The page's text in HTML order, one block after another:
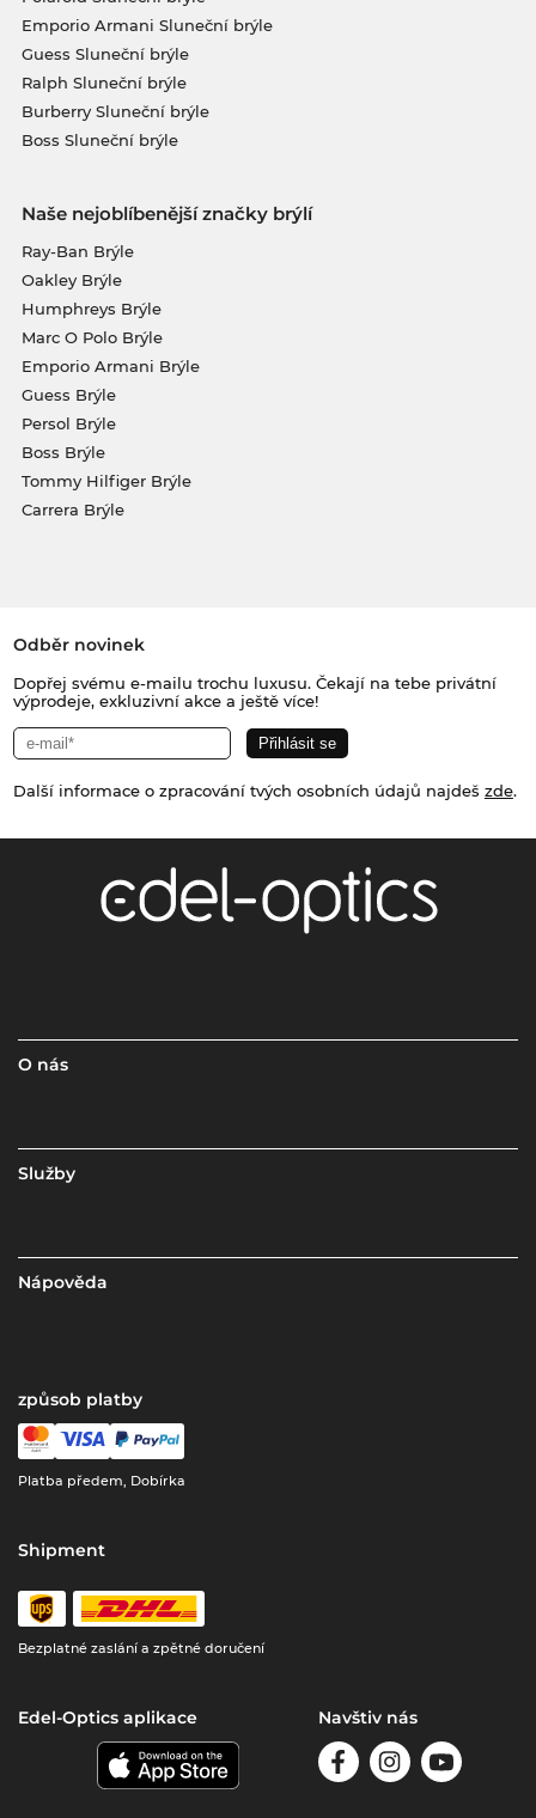
Emporio Armani Sluneční brýle
Guess Sluneční brýle
Ralph Sluneční brýle
Burberry Sluneční brýle
Boss Sluneční brýle
Naše nejoblíbenější značky brýlí
Ray-Ban Brýle
Oakley Brýle
Humphreys Brýle
Marc O Polo Brýle
Emporio Armani Brýle
Guess Brýle
Persol Brýle
Boss Brýle
Tommy Hilfiger Brýle
Carrera Brýle
Odběr novinek
Dopřej svému e-mailu trochu luxusu. Čekají na tebe privátní
výprodeje, exkluzivní akce a ještě více!
Další informace o zpracování tvých osobních údajů najdeš zde.
O nás
Služby
Nápověda
způsob platby
Platba předem, Dobírka
Shipment
Bezplatné zaslání a zpětné doručení
Edel-Optics aplikace Navštiv nás